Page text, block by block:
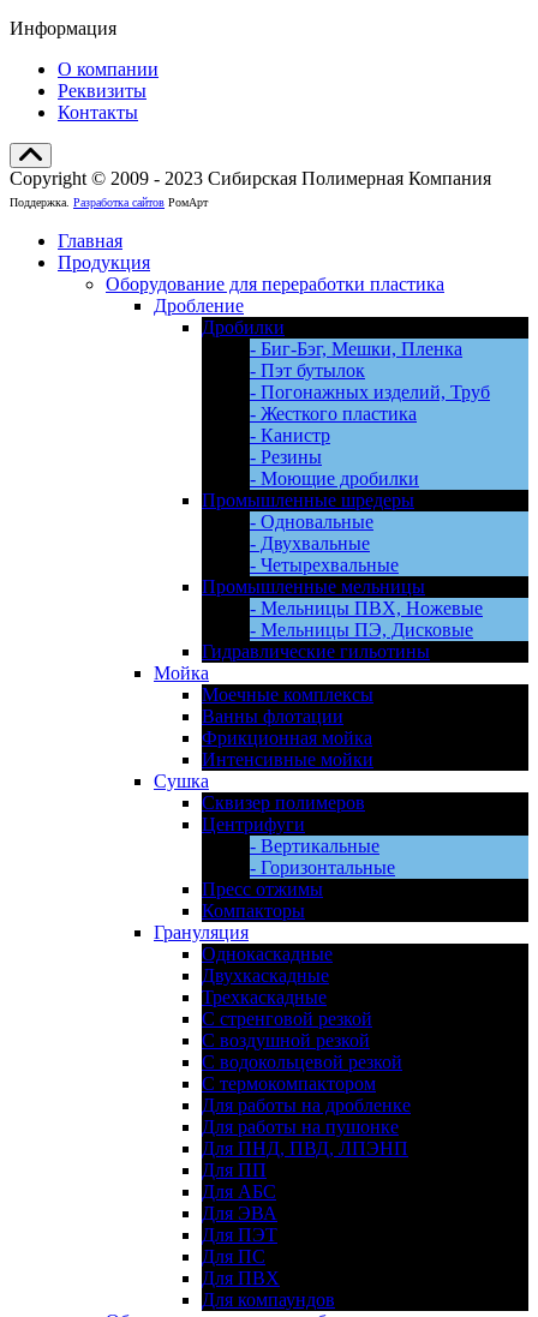
Информация
О компании
Реквизиты
Контакты
Copyright © 2009 - 2023 Сибирская Полимерная Компания
Поддержка. Разработка сайтов РомАрт
Главная
Продукция
Оборудование для переработки пластика
Дробление
Дробилки
- Биг-Бэг, Мешки, Пленка
- Пэт бутылок
- Погонажных изделий, Труб
- Жесткого пластика
- Канистр
- Резины
- Моющие дробилки
Промышленные шредеры
- Одновальные
- Двухвальные
- Четырехвальные
Промышленные мельницы
- Мельницы ПВХ, Ножевые
- Мельницы ПЭ, Дисковые
Гидравлические гильотины
Мойка
Моечные комплексы
Ванны флотации
Фрикционная мойка
Интенсивные мойки
Сушка
Сквизер полимеров
Центрифуги
- Вертикальные
- Горизонтальные
Пресс отжимы
Компакторы
Грануляция
Однокаскадные
Двухкаскадные
Трехкаскадные
С стренговой резкой
С воздушной резкой
С водокольцевой резкой
С термокомпактором
Для работы на дробленке
Для работы на пушонке
Для ПНД, ПВД, ЛПЭНП
Для ПП
Для АБС
Для ЭВА
Для ПЭТ
Для ПС
Для ПВХ
Для компаундов